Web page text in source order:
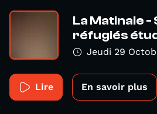
La Matinale -
réfugiés
Jeudi 29
Lire En savoir plus